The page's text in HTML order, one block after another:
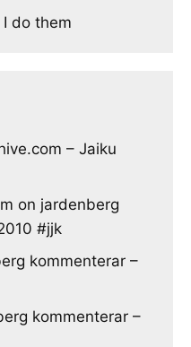
do them
– Jaiku
on jardenberg
#jjk
kommenterar –
kommenterar –